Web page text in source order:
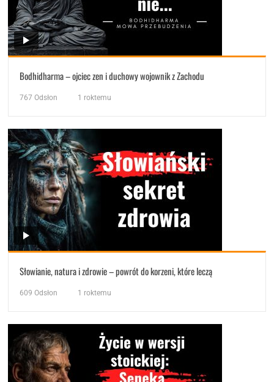
Bodhidharma – ojciec zen i duchowy wojownik z Zachodu
767 Odsłon 1 roktemu
Słowianie, natura i zdrowie – powrót do korzeni, które leczą
609 Odsłon 1 roktemu